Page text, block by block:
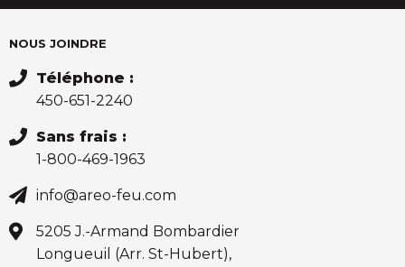
NOUS JOINDRE
Téléphone :
450-651-2240
Sans frais :
1-800-469-1963
info@areo-feu.com
5205 J.-Armand Bombardier
Longueuil (Arr. St-Hubert),